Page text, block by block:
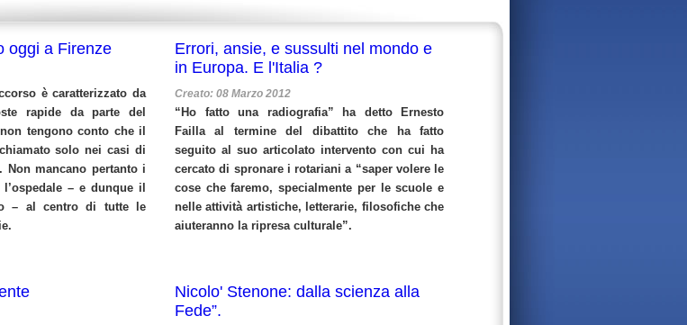
oggi a Firenze
è caratterizzato da
rapide da parte del
tengono conto che il
solo nei casi di
Non mancano pertanto i
– e dunque il
– al centro di tutte le
Errori, ansie, e sussulti nel mondo e
in Europa. E l'Italia ?
Creato: 08 Marzo 2012
“Ho fatto una radiografia” ha detto Ernesto
Failla al termine del dibattito che ha fatto
seguito al suo articolato intervento con cui ha
cercato di spronare i rotariani a “saper volere le
cose che faremo, specialmente per le scuole e
nelle attività artistiche, letterarie, filosofiche che
aiuteranno la ripresa culturale”.
Nicolo' Stenone: dalla scienza alla
Fede”.